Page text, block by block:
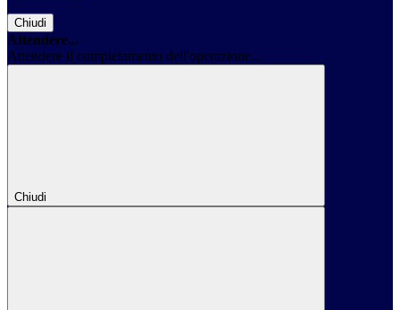
Chiudi
Attendere...
Attendere il completamento dell'operazione...
Chiudi